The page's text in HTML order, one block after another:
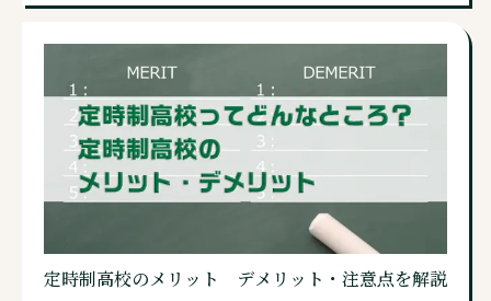
定時制高校のメリット デメリット・注意点を解説